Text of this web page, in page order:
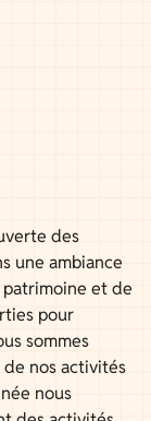
des
une ambiance
patrimoine et de
pour
sommes
nos activités
nous